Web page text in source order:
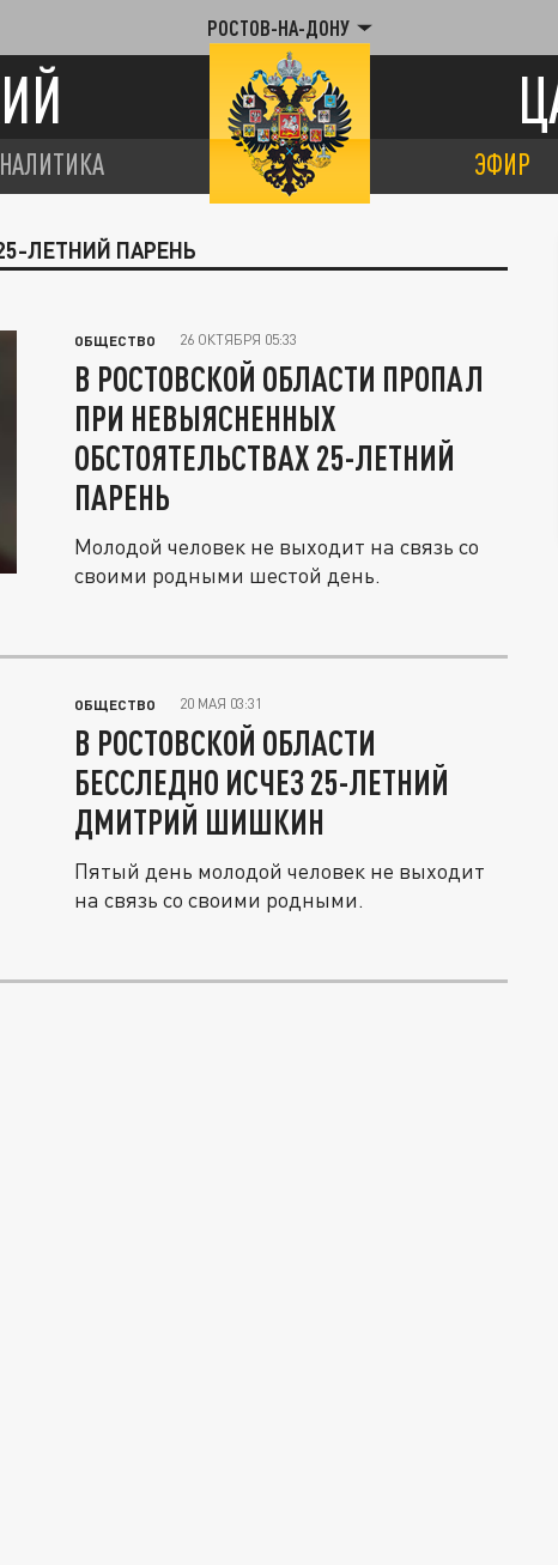
РОСТОВ-НА-ДОНУ
ЭФИР
ЛЕТНИЙ ПАРЕНЬ
ОБЩЕСТВО 26 ОКТЯБРЯ 05:33
В РОСТОВСКОЙ ОБЛАСТИ ПРОПАЛ
ПРИ НЕВЫЯСНЕННЫХ
ОБСТОЯТЕЛЬСТВАХ 25-ЛЕТНИЙ
ПАРЕНЬ
Молодой человек не выходит на связь со
своими родными шестой день.
ОБЩЕСТВО 20 МАЯ 03:31
В РОСТОВСКОЙ ОБЛАСТИ
БЕССЛЕДНО ИСЧЕЗ 25-ЛЕТНИЙ
ДМИТРИЙ ШИШКИН
Пятый день молодой человек не выходит
на связь со своими родными.